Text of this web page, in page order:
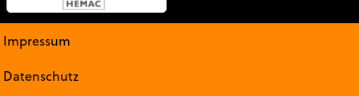
Impressum
Datenschutz